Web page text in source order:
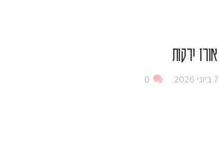
אורז ירקות
7 ביוני 2026 0